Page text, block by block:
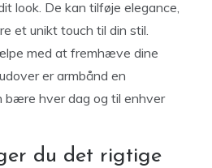
look. De kan tilføje elegance,
et unikt touch til din stil.
med at fremhæve dine
er armbånd en
bære hver dag og til enhver
du det rigtige